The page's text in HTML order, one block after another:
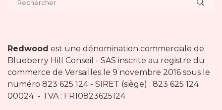
Redwood est une dénomination commerciale de
Blueberry Hill Conseil - SAS inscrite au registre du
commerce de Versailles le 9 novembre 2016 sous le
numéro 823 625 124 - SIRET (siège) : 823 625 124
00024 - TVA : FR10823625124